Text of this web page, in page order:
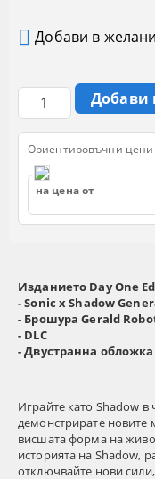
Изданието Day One
- Sonic x Shadow
- Брошура Gerald
- DLC
- Двустранна обложка
Играйте като Shadow
демонстрирате новите
висшата форма на
историята на Shadow,
отключвайте нови
Добави в желани
Ориентировъчни цени
на цена от